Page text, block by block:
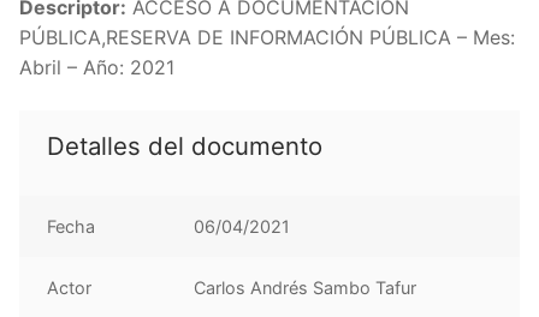
Descriptor: ACCESO A DOCUMENTACIÓN
PÚBLICA,RESERVA DE INFORMACIÓN PÚBLICA – Mes:
Abril – Año: 2021
Detalles del documento
Fecha 06/04/2021
Actor Carlos Andrés Sambo Tafur